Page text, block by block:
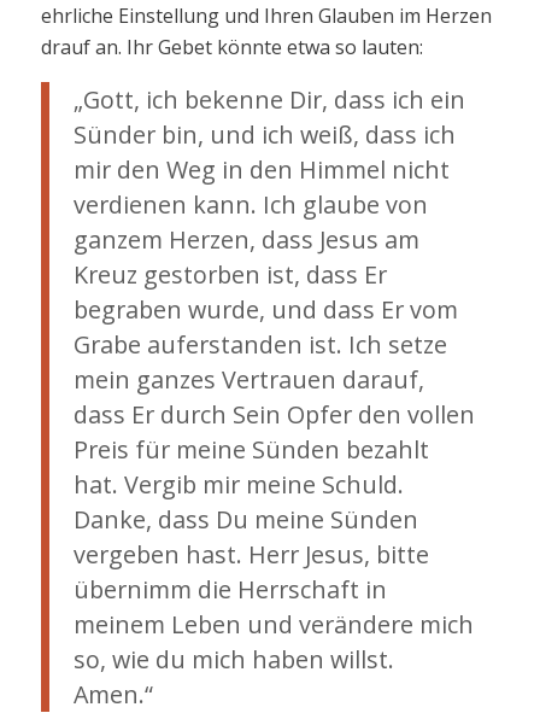
ehrliche Einstellung und Ihren Glauben im Herzen
drauf an. Ihr Gebet könnte etwa so lauten:
„Gott, ich bekenne Dir, dass ich ein
Sünder bin, und ich weiß, dass ich
mir den Weg in den Himmel nicht
verdienen kann. Ich glaube von
ganzem Herzen, dass Jesus am
Kreuz gestorben ist, dass Er
begraben wurde, und dass Er vom
Grabe auferstanden ist. Ich setze
mein ganzes Vertrauen darauf,
dass Er durch Sein Opfer den vollen
Preis für meine Sünden bezahlt
hat. Vergib mir meine Schuld.
Danke, dass Du meine Sünden
vergeben hast. Herr Jesus, bitte
übernimm die Herrschaft in
meinem Leben und verändere mich
so, wie du mich haben willst.
Amen.“